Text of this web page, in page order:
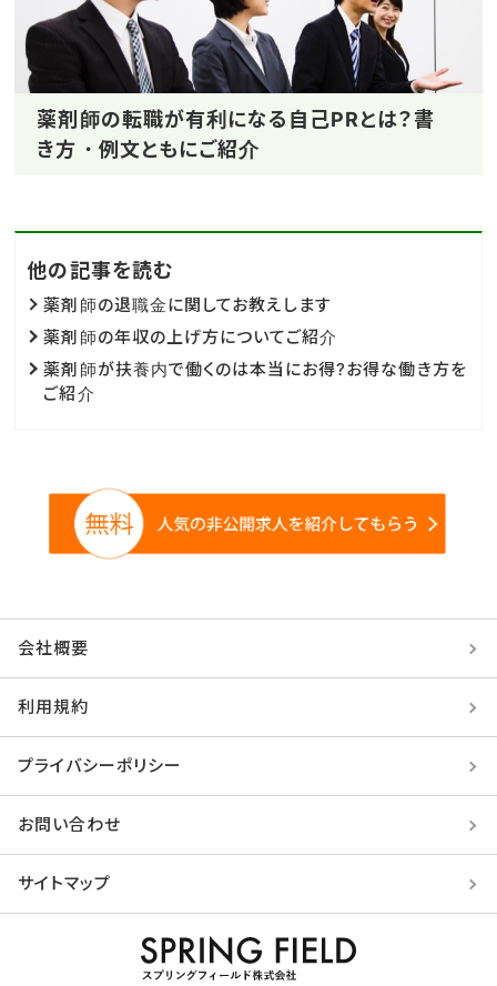
薬剤師の転職が有利になる自己PRとは？書
き方・例文ともにご紹介
他の記事を読む
薬剤師の退職金に関してお教えします
薬剤師の年収の上げ方についてご紹介
薬剤師が扶養内で働くのは本当にお得?お得な働き方を
ご紹介
会社概要
利用規約
プライバシーポリシー
お問い合わせ
サイトマップ